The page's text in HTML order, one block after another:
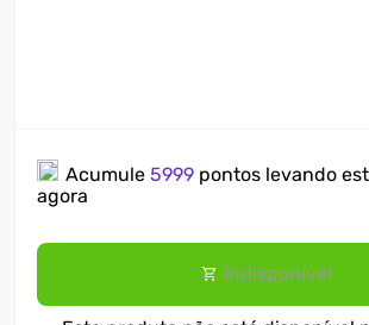
Acumule 5999 pontos levando
agora
Indisponível